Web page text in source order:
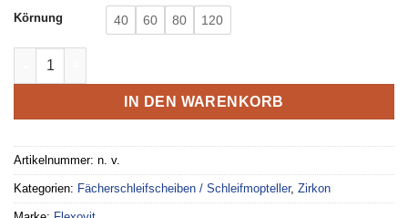
Körnung 40 60 80 120
Flexovit Zirkon Fächerscheibe Industrial Line Premium Menge
IN DEN WARENKORB
Artikelnummer: n. v.
Kategorien: Fächerschleifscheiben / Schleifmopteller, Zirkon